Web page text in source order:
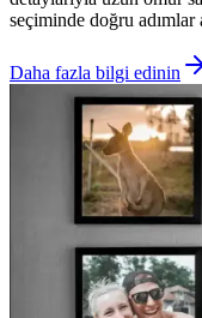
seçiminde doğru adımlar
Daha fazla bilgi edinin